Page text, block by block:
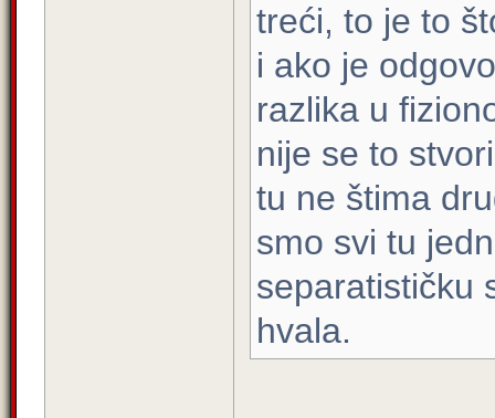
treći, to je to
i ako je
razlika u
nije se to
tu ne štima
smo svi tu
separatističku
hvala.